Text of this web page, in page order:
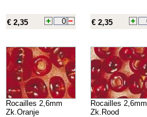
€ 2,35 € 2,35
Rocailles 2,6mm
Zk.Oranje
Rocailles 2,6mm
Zk.Rood